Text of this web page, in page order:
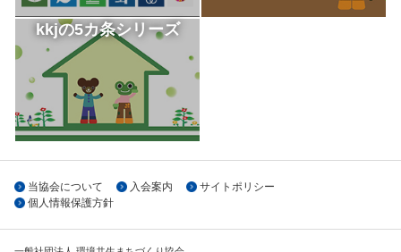
kkjの5カ条シリーズ
当協会について 入会案内
サイトポリシー
個人情報保護方針